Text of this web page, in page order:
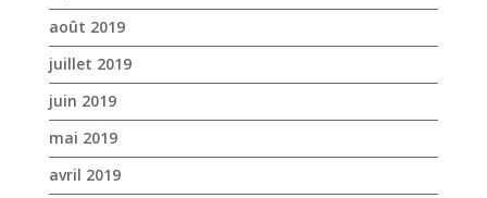
juin 2019
mai 2019
avril 2019
mars 2019
février 2019